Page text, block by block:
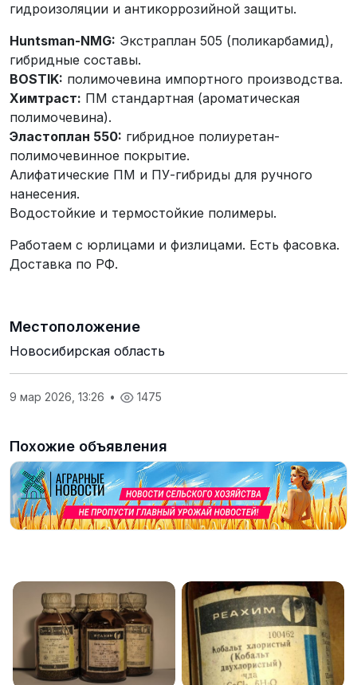
гидроизоляции и антикоррозийной защиты.
Huntsman-NMG: Экстраплан 505 (поликарбамид),
гибридные составы.
BOSTIK: полимочевина импортного производства.
Химтраст: ПМ стандартная (ароматическая
полимочевина).
Эластоплан 550: гибридное полиуретан-
полимочевинное покрытие.
Алифатические ПМ и ПУ-гибриды для ручного
нанесения.
Водостойкие и термостойкие полимеры.
Работаем с юрлицами и физлицами. Есть фасовка.
Доставка по РФ.
Местоположение
Новосибирская область
9 мар 2026, 13:26 • 1475
Похожие объявления